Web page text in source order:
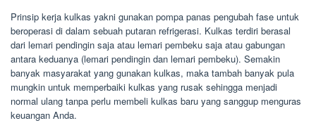
Prinsip kerja kulkas yakni gunakan pompa panas pengubah fase untuk
beroperasi di dalam sebuah putaran refrigerasi. Kulkas terdiri berasal
dari lemari pendingin saja atau lemari pembeku saja atau gabungan
antara keduanya (lemari pendingin dan lemari pembeku). Semakin
banyak masyarakat yang gunakan kulkas, maka tambah banyak pula
mungkin untuk memperbaiki kulkas yang rusak sehingga menjadi
normal ulang tanpa perlu membeli kulkas baru yang sanggup menguras
keuangan Anda.